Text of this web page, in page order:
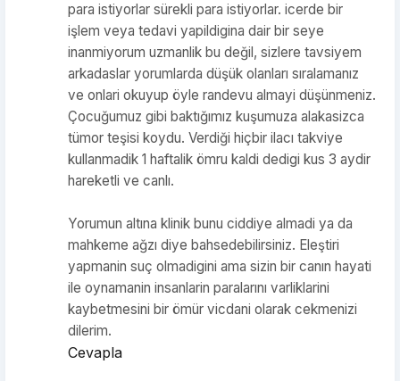
para istiyorlar sürekli para istiyorlar. icerde bir
işlem veya tedavi yapildigina dair bir seye
inanmiyorum uzmanlik bu değil, sizlere tavsiyem
arkadaslar yorumlarda düşük olanları sıralamanız
ve onlari okuyup öyle randevu almayi düşünmeniz.
Çocuğumuz gibi baktığımız kuşumuza alakasizca
tümor teşisi koydu. Verdiği hiçbir ilacı takviye
kullanmadik 1 haftalik ömru kaldi dedigi kus 3 aydir
hareketli ve canlı.
Yorumun altına klinik bunu ciddiye almadi ya da
mahkeme ağzı diye bahsedebilirsiniz. Eleştiri
yapmanin suç olmadigini ama sizin bir canın hayati
ile oynamanin insanlarin paralarını varliklarini
kaybetmesini bir ömür vicdani olarak cekmenizi
dilerim.
Cevapla